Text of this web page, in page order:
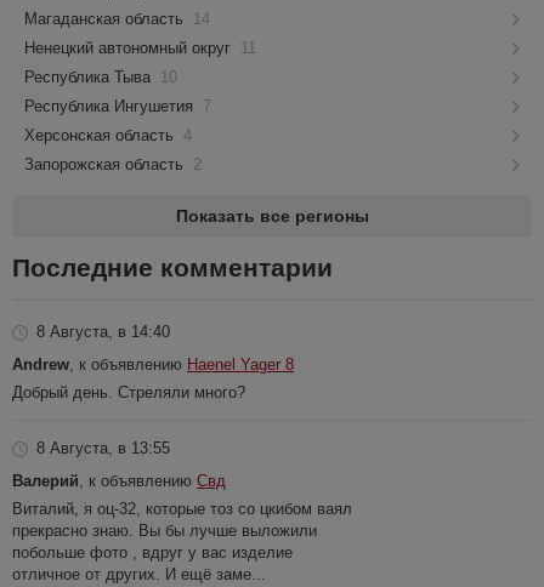
Магаданская область
14
Ненецкий автономный округ
11
Республика Тыва
10
Республика Ингушетия
7
Херсонская область 4
Запорожская область
2
Показать все регионы
Последние комментарии
8 Августа, в 14:40
Andrew, к объявлению Haenel Yager 8
Добрый день. Стреляли много?
8 Августа, в 13:55
Валерий, к объявлению Свд
Виталий, я оц-32, которые тоз со цкибом ваял
прекрасно знаю. Вы бы лучше выложили
побольше фото , вдруг у вас изделие
отличное от других. И ещё заме...